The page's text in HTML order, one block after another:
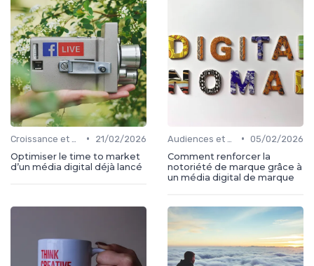
•
21/02/2026
Optimiser le time to market
d’un média digital déjà lancé
• 05/02/2026
Comment renforcer la
notoriété de marque grâce à
un média digital de marque